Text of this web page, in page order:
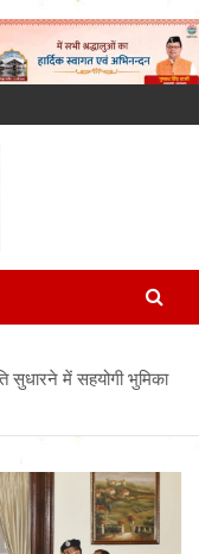
in
सुधारने में सहयोगी भुमिका